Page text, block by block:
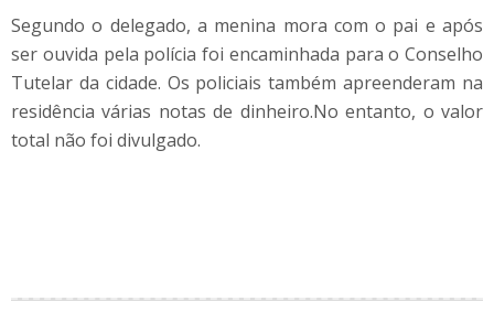
Segundo o delegado, a menina mora com o pai e após
ser ouvida pela polícia foi encaminhada para o Conselho
Tutelar da cidade. Os policiais também apreenderam na
residência várias notas de dinheiro.No entanto, o valor
total não foi divulgado.